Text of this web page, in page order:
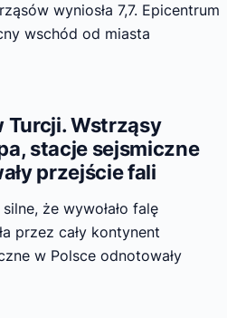
wyniosła 7,7. Epicentrum
wschód od miasta
Turcji. Wstrząsy
stacje sejsmiczne
przejście fali
że wywołało falę
przez cały kontynent
w Polsce odnotowały